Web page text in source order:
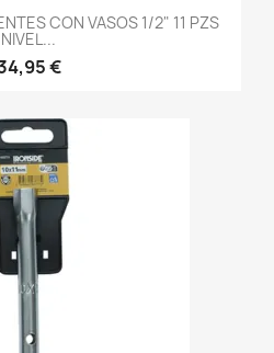
CON VASOS 1/2" 11 PZS
NIVEL...
€